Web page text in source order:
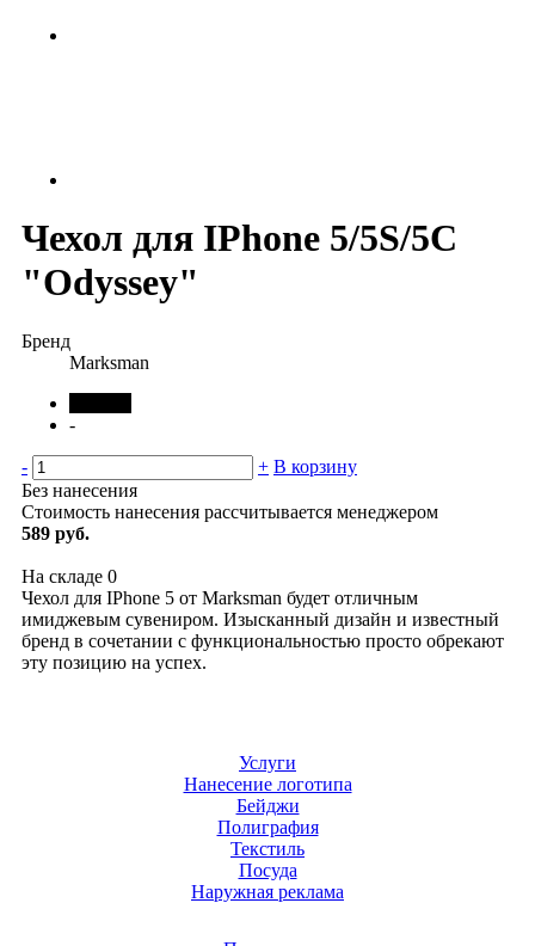
Чехол для IPhone 5/5S/5C
"Odyssey"
Бренд
Marksman
-
- + В корзину
Без нанесения
Стоимость нанесения рассчитывается менеджером
589 руб.
На складе 0
Чехол для IPhone 5 от Marksman будет отличным
имиджевым сувениром. Изысканный дизайн и известный
бренд в сочетании с функциональностью просто обрекают
эту позицию на успех.
Услуги
Нанесение логотипа
Бейджи
Полиграфия
Текстиль
Посуда
Наружная реклама